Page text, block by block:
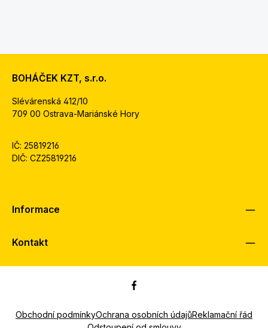
BOHÁČEK KZT, s.r.o.
Slévárenská 412/10
709 00 Ostrava-Mariánské Hory
IČ: 25819216
DIČ: CZ25819216
Informace
Kontakt
Obchodní podmínkyOchrana osobních údajůReklamační řád